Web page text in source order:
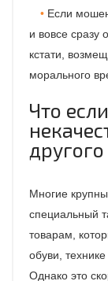
Если
и вовсе сразу
кстати,
морального
Что
Многие
специальный
товарам,
обуви,
Однако это